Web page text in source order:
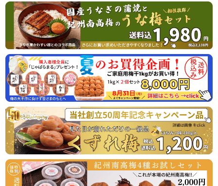
2026/07/01
ご家庭用の紀州南高梅がお買い得「夏のお買い得企画」開始
のお知らせ
この度、オンラインショップでの梅の販売数量を確保できま
したので、ご家庭用梅干1kg×2個セットが大変お得にお買い
求めいただける夏のお買い得企画を8月31日（月）まで開催
させていただきます。
またご購入者様特典として「じゃばらまる」を1本プレゼン
トさせていただきます。この機会にぜひご賞味くださいま
せ。
2026/04/06
うなぎ屋かわすい様とのコラボ商品！国産うなぎと梅の相性
抜群！うな梅セットの販売開始
国産うなぎの蒲焼と山椒、最高級の紀州南高梅がセットにな